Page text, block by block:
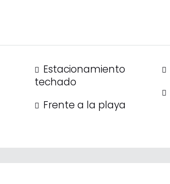
Estacionamiento
techado
Frente a la playa